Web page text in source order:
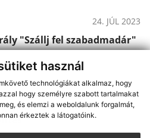
használ
technológiákat alkalmaz, hogy
hogy személyre szabott tartalmakat
és elemzi a weboldalunk forgalmát,
érkeztek a látogatóink.
24. JÚL 2023
"Szállj fel szabadmadár"
24. JÚL 2023
- Felvidéki